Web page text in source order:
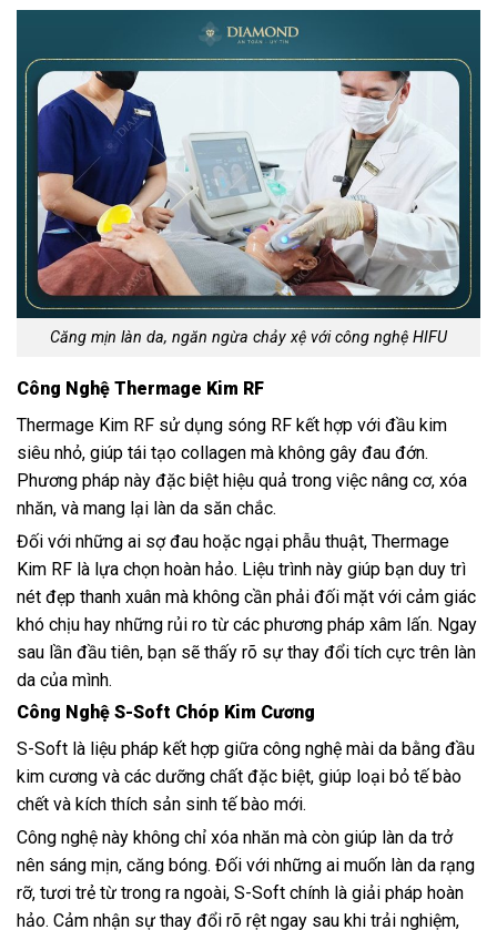
Căng mịn làn da, ngăn ngừa chảy xệ với công nghệ HIFU
Công Nghệ Thermage Kim RF
Thermage Kim RF sử dụng sóng RF kết hợp với đầu kim
siêu nhỏ, giúp tái tạo collagen mà không gây đau đớn.
Phương pháp này đặc biệt hiệu quả trong việc nâng cơ, xóa
nhăn, và mang lại làn da săn chắc.
Đối với những ai sợ đau hoặc ngại phẫu thuật, Thermage
Kim RF là lựa chọn hoàn hảo. Liệu trình này giúp bạn duy trì
nét đẹp thanh xuân mà không cần phải đối mặt với cảm giác
khó chịu hay những rủi ro từ các phương pháp xâm lấn. Ngay
sau lần đầu tiên, bạn sẽ thấy rõ sự thay đổi tích cực trên làn
da của mình.
Công Nghệ S-Soft Chóp Kim Cương
S-Soft là liệu pháp kết hợp giữa công nghệ mài da bằng đầu
kim cương và các dưỡng chất đặc biệt, giúp loại bỏ tế bào
chết và kích thích sản sinh tế bào mới.
Công nghệ này không chỉ xóa nhăn mà còn giúp làn da trở
nên sáng mịn, căng bóng. Đối với những ai muốn làn da rạng
rỡ, tươi trẻ từ trong ra ngoài, S-Soft chính là giải pháp hoàn
hảo. Cảm nhận sự thay đổi rõ rệt ngay sau khi trải nghiệm,